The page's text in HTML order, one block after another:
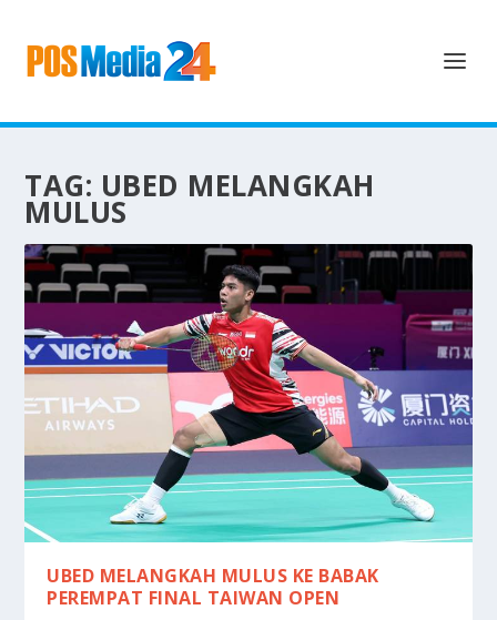
TAG: UBED MELANGKAH
MULUS
UBED MELANGKAH MULUS KE BABAK
PEREMPAT FINAL TAIWAN OPEN